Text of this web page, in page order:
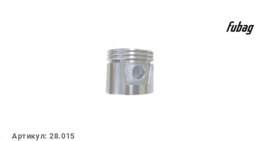
Артикул: 28.015